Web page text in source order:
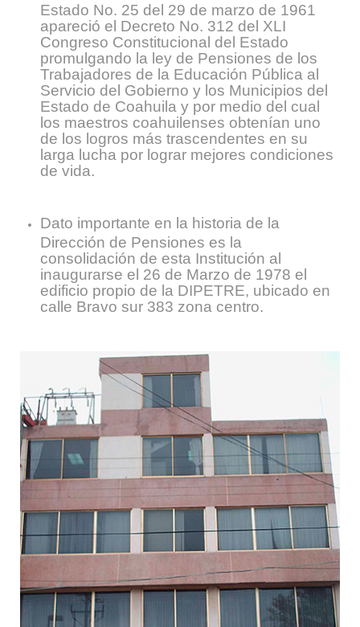
Estado No. 25 del 29 de marzo de 1961
apareció el Decreto No. 312 del XLI
Congreso Constitucional del Estado
promulgando la ley de Pensiones de los
Trabajadores de la Educación Pública al
Servicio del Gobierno y los Municipios del
Estado de Coahuila y por medio del cual
los maestros coahuilenses obtenían uno
de los logros más trascendentes en su
larga lucha por lograr mejores condiciones
de vida.
Dato importante en la historia de la
Dirección de Pensiones es la
consolidación de esta Institución al
inaugurarse el 26 de Marzo de 1978 el
edificio propio de la DIPETRE, ubicado en
calle Bravo sur 383 zona centro.